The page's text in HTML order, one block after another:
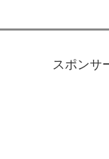
スポンサ